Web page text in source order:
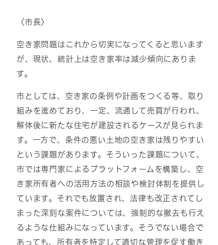
〈市長〉
空き家問題はこれから切実になってくると思います
が、現状、統計上は空き家率は減少傾向にありま
す。
市としては、空き家の条例や計画をつくる等、取り
組みを進めており、一定、流通して売買が行われ、
解体後に新たな住宅が建設されるケースが見られま
す。一方で、条件の悪い土地の空き家は残りやすい
という課題があります。そういった課題について、
市では専門家によるプラットフォームを構築し、空
き家所有者への活用方法の相談や検討体制を提供し
ています。それでも放置され、法律も改正されてし
まった深刻な案件については、強制的な撤去も行え
るような仕組みになっています。そうでない場合で
あっても、所有者を特定して適切な管理を促す働き